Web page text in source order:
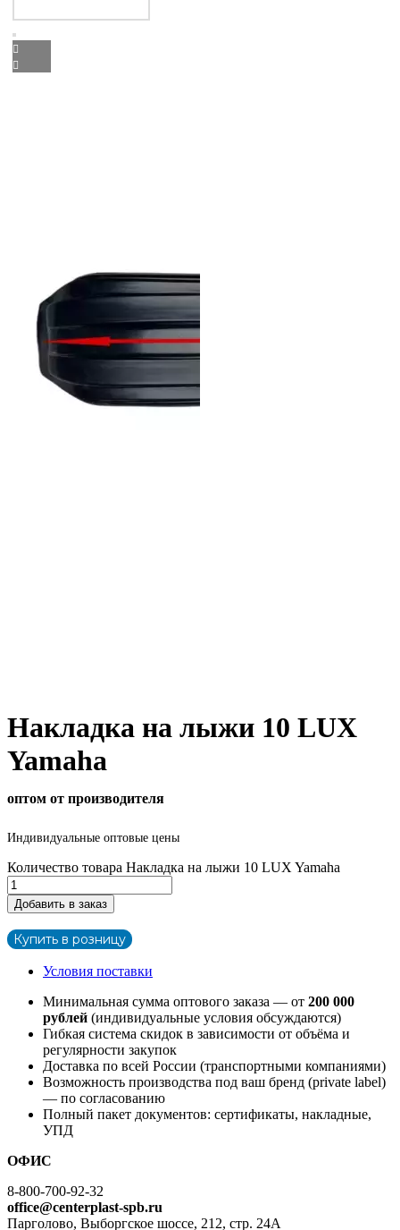
Накладка на лыжи 10 LUX
Yamaha
оптом от производителя
Индивидуальные оптовые цены
Количество товара Накладка на лыжи 10 LUX Yamaha
Добавить в заказ
Купить в розницу
Условия поставки
Минимальная сумма оптового заказа — от 200 000
рублей (индивидуальные условия обсуждаются)
Гибкая система скидок в зависимости от объёма и
регулярности закупок
Доставка по всей России (транспортными компаниями)
Возможность производства под ваш бренд (private label)
— по согласованию
Полный пакет документов: сертификаты, накладные,
УПД
ОФИС
8-800-700-92-32
office@centerplast-spb.ru
Парголово, Выборгское шоссе, 212, стр. 24А